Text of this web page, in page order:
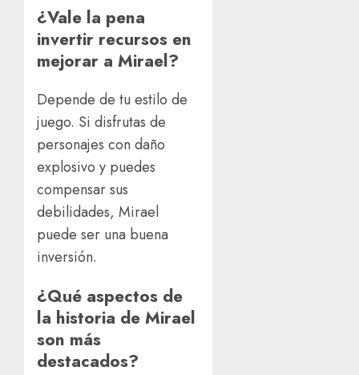
¿Vale la pena
invertir recursos en
mejorar a Mirael?
Depende de tu estilo de
juego. Si disfrutas de
personajes con daño
explosivo y puedes
compensar sus
debilidades, Mirael
puede ser una buena
inversión.
¿Qué aspectos de
la historia de Mirael
son más
destacados?